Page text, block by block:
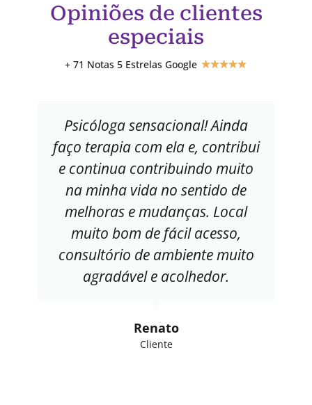
Opiniões de clientes
especiais
+ 71 Notas 5 Estrelas Google ★★★★★
Psicóloga sensacional! Ainda
faço terapia com ela e, contribui
e continua contribuindo muito
na minha vida no sentido de
melhoras e mudanças. Local
muito bom de fácil acesso,
consultório de ambiente muito
agradável e acolhedor.
Renato
Cliente